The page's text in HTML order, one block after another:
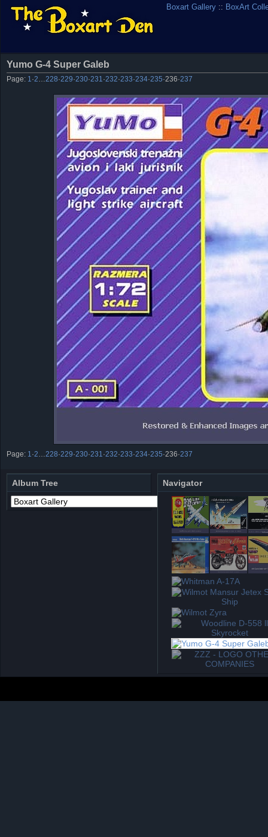
Boxart Gallery :: BoxArt
Yumo G-4 Super Galeb
Page: 1 ·2 228·229·230·231 ·232·233·234·235·236·237
Page: 1 ·2 228·229·230·231 ·232·233·234·235·236·237
Album Tree Navigator